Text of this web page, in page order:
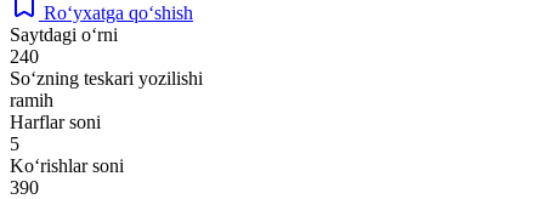
Ro‘yxatga qo‘shish
Saytdagi o‘rni
240
So‘zning teskari yozilishi
ramih
Harflar soni
5
Ko‘rishlar soni
390